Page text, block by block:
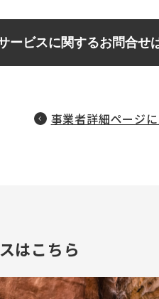
ービスに関するお問合せ
事業者詳細ページ
はこちら